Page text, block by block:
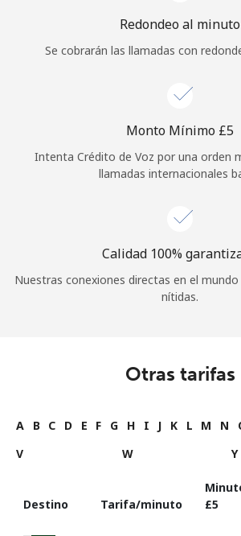
Redondeo al minuto
Se cobrarán las llamadas con
Monto Mínimo ⁦£5⁩
Intenta Crédito de Voz por una orden
llamadas internacionales
Calidad 100%
Nuestras conexiones directas en el
nítidas.
Otras tarifas
A B C D E F G H I J K L M N
V
W Y
Destino Tarifa/minuto
⁦£5⁩